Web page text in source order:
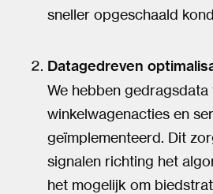
sneller opgeschaald
Datagedreven
We hebben
winkelwagenacties en
geïmplementeerd. Dit
signalen richting het
het mogelijk om